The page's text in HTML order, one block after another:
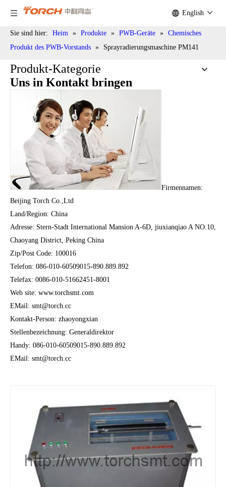
English
Sie sind hier: Heim » Produkte » PWB-Geräte » Chemisches
Produkt des PWB-Vorstands » Sprayradierungsmaschine PM141
Produkt-Kategorie
Uns in Kontakt bringen
Firmennamen:
Beijing Torch Co.,Ltd
Land/Region: China
Adresse: Stern-Stadt International Mansion A-6D, jiuxianqiao A NO.10,
Chaoyang District, Peking China
Zip/Post Code: 100016
Telefon: 086-010-60509015-890.889.892
Telefax: 0086-010-51662451-8001
Web site: www.torchsmt.com
EMail: smt@torch.cc
Kontakt-Person: zhaoyongxian
Stellenbezeichnung: Generaldirektor
Handy: 086-010-60509015-890.889.892
EMail: smt@torch.cc